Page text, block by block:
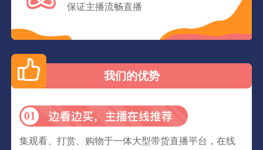
保证主播流畅直播
我们的优势
01
集观看、打赏、购物于一体大型带货直播平台，在线